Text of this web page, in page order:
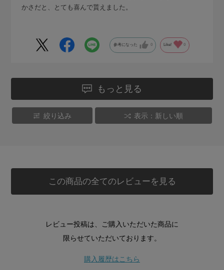
かさだと、とても喜んで貰えました。
参考になった 0 Like! 0
もっと見る
絞り込み 表示：新しい順
この商品の全てのレビューを見る
レビュー投稿は、ご購入いただいた商品に
限らせていただいております。
購入履歴はこちら